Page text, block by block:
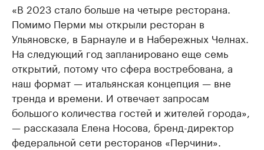
«В 2023 стало больше на четыре ресторана.
Помимо Перми мы открыли ресторан в
Ульяновске, в Барнауле и в Набережных Челнах.
На следующий год запланировано еще семь
открытий, потому что сфера востребована, а
наш формат — итальянская концепция — вне
тренда и времени. И отвечает запросам
большого количества гостей и жителей города»,
— рассказала Елена Носова, бренд-директор
федеральной сети ресторанов «Перчини».